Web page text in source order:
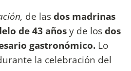
de lasdos madrinas
de 43 añosy de losdos
gastronómico. Lo
la celebración del